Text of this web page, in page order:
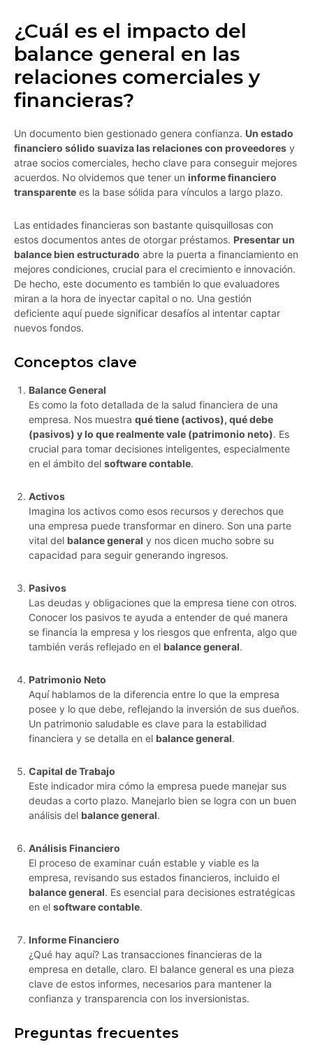
¿Cuál es el impacto del
balance general en las
relaciones comerciales y
financieras?
Un documento bien gestionado genera confianza. Un estado
financiero sólido suaviza las relaciones con proveedores y
atrae socios comerciales, hecho clave para conseguir mejores
acuerdos. No olvidemos que tener un informe financiero
transparente es la base sólida para vínculos a largo plazo.
Las entidades financieras son bastante quisquillosas con
estos documentos antes de otorgar préstamos. Presentar un
balance bien estructurado abre la puerta a financiamiento en
mejores condiciones, crucial para el crecimiento e innovación.
De hecho, este documento es también lo que evaluadores
miran a la hora de inyectar capital o no. Una gestión
deficiente aquí puede significar desafíos al intentar captar
nuevos fondos.
Conceptos clave
Balance General
Es como la foto detallada de la salud financiera de una
empresa. Nos muestra qué tiene (activos), qué debe
(pasivos) y lo que realmente vale (patrimonio neto). Es
crucial para tomar decisiones inteligentes, especialmente
en el ámbito del software contable.
Activos
Imagina los activos como esos recursos y derechos que
una empresa puede transformar en dinero. Son una parte
vital del balance general y nos dicen mucho sobre su
capacidad para seguir generando ingresos.
Pasivos
Las deudas y obligaciones que la empresa tiene con otros.
Conocer los pasivos te ayuda a entender de qué manera
se financia la empresa y los riesgos que enfrenta, algo que
también verás reflejado en el balance general.
Patrimonio Neto
Aquí hablamos de la diferencia entre lo que la empresa
posee y lo que debe, reflejando la inversión de sus dueños.
Un patrimonio saludable es clave para la estabilidad
financiera y se detalla en el balance general.
Capital de Trabajo
Este indicador mira cómo la empresa puede manejar sus
deudas a corto plazo. Manejarlo bien se logra con un buen
análisis del balance general.
Análisis Financiero
El proceso de examinar cuán estable y viable es la
empresa, revisando sus estados financieros, incluido el
balance general. Es esencial para decisiones estratégicas
en el software contable.
Informe Financiero
¿Qué hay aquí? Las transacciones financieras de la
empresa en detalle, claro. El balance general es una pieza
clave de estos informes, necesarios para mantener la
confianza y transparencia con los inversionistas.
Preguntas frecuentes